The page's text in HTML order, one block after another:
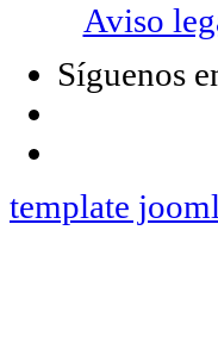
Aviso
Síguenos
template